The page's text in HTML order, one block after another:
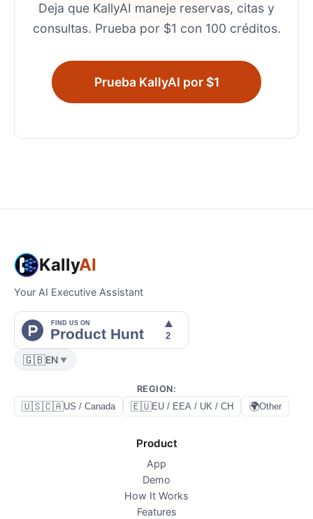
Deja que KallyAI maneje reservas, citas y
consultas. Prueba por $1 con 100 créditos.
Prueba KallyAI por $1
KallyAI
Your AI Executive Assistant
🇬🇧EN ▼
REGION:
🇺🇸🇨🇦US / Canada 🇪🇺EU / EEA / UK / CH 🌍Other
Product
App
Demo
How It Works
Features